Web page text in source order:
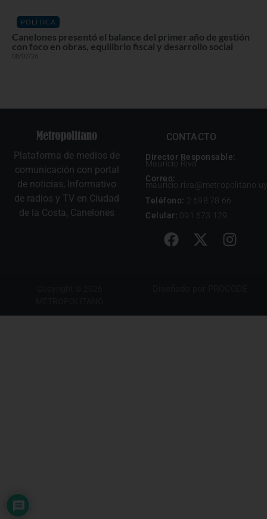
POLÍTICA
Canelones presentó el balance del primer año de gestión
con foco en obras, equilibrio fiscal y desarrollo social
08/07/26
Plataforma de medios de
comunicación con portal
de noticias, Informativo
de radios y TV en Ciudad
de la Costa, Canelones
CONTACTO
Director Responsable:
Mauricio Riva
Correo:
mauricio.riva@metropolitano.uy
Teléfono: 2 698 78 66
Celular: 091 673 129